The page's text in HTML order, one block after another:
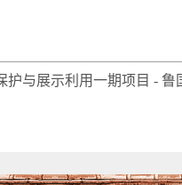
与展示利用一期项目 -